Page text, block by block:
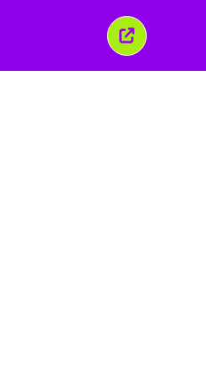
ปิด
หน้าต่าง